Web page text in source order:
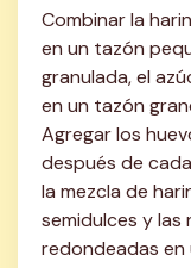
Combinar la
en un tazón
granulada, el
en un tazón
Agregar los
después de
la mezcla de
semidulces y
redondeadas en